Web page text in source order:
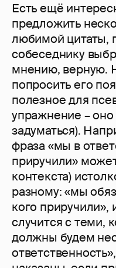
Есть ещё
предложить
любимой цитаты,
собеседнику
мнению, верную.
попросить его
полезное для
упражнение – оно
задуматься).
фраза «мы в
приручили»
контекста)
разному: «мы
кого приручили»,
случится с теми,
должны будем